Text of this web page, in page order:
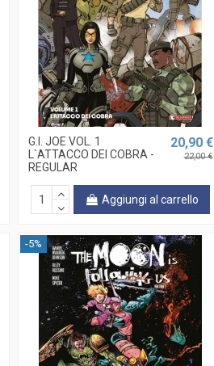
G.I. JOE VOL. 1
L`ATTACCO DEI COBRA -
REGULAR
20,90 €
22,00 €
Aggiungi al carrello
-5%